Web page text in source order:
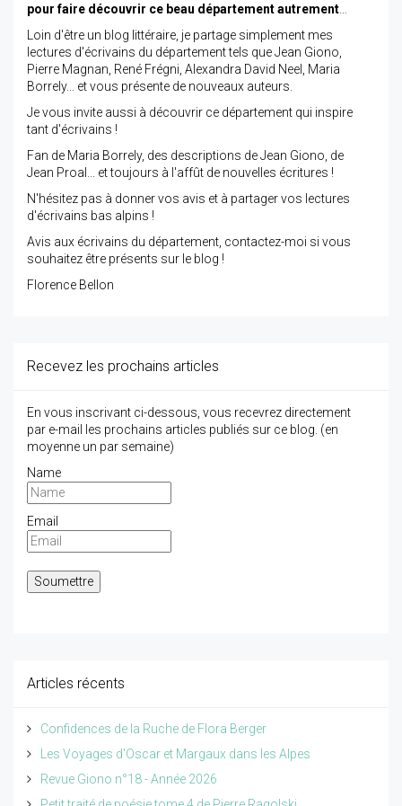
pour faire découvrir ce beau département autrement
Loin d'être un blog littéraire, je partage simplement mes
lectures d'écrivains du département tels que Jean Giono,
Pierre Magnan, René Frégni, Alexandra David Neel, Maria
Borrely... et vous présente de nouveaux auteurs.
Je vous invite aussi à découvrir ce département qui inspire
tant d'écrivains !
Fan de Maria Borrely, des descriptions de Jean Giono, de
Jean Proal... et toujours à l'affût de nouvelles écritures !
N'hésitez pas à donner vos avis et à partager vos lectures
d'écrivains bas alpins !
Avis aux écrivains du département, contactez-moi si vous
souhaitez être présents sur le blog !
Florence Bellon
Recevez les prochains articles
En vous inscrivant ci-dessous, vous recevrez directement
par e-mail les prochains articles publiés sur ce blog. (en
moyenne un par semaine)
Name
Email
Articles récents
Confidences de la Ruche de Flora Berger
Les Voyages d'Oscar et Margaux dans les Alpes
Revue Giono n°18 - Année 2026